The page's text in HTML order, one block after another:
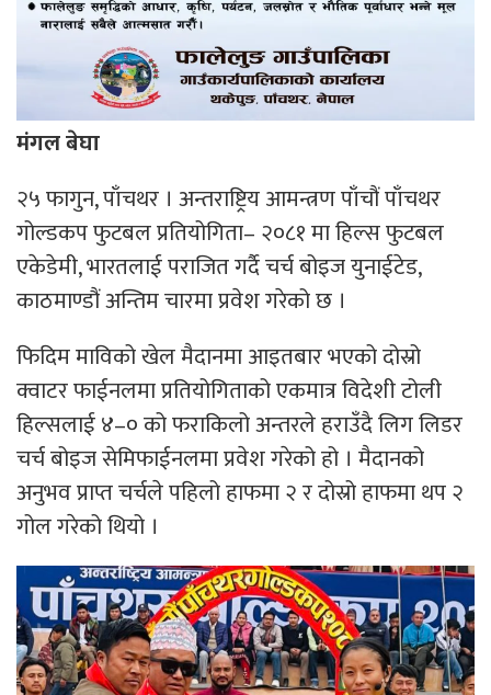
मंगल बेघा
२५ फागुन, पाँचथर । अन्तराष्ट्रिय आमन्त्रण पाँचौं पाँचथर
गोल्डकप फुटबल प्रतियोगिता– २०८१ मा हिल्स फुटबल
एकेडेमी, भारतलाई पराजित गर्दै चर्च बोइज युनाईटेड,
काठमाण्डौं अन्तिम चारमा प्रवेश गरेको छ ।
फिदिम माविको खेल मैदानमा आइतबार भएको दोस्रो
क्वाटर फाईनलमा प्रतियोगिताको एकमात्र विदेशी टोली
हिल्सलाई ४–० को फराकिलो अन्तरले हराउँदै लिग लिडर
चर्च बोइज सेमिफाईनलमा प्रवेश गरेको हो । मैदानको
अनुभव प्राप्त चर्चले पहिलो हाफमा २ र दोस्रो हाफमा थप २
गोल गरेको थियो ।